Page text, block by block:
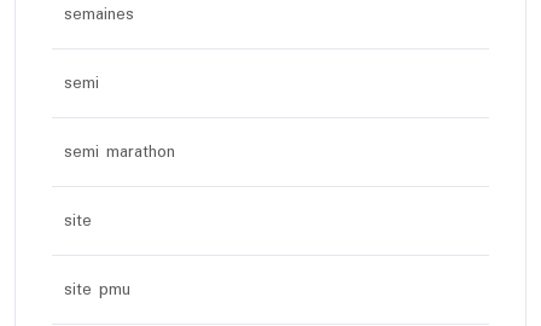
semaines
semi
semi marathon
site
site pmu